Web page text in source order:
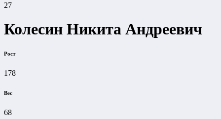
27
Колесин Никита Андреевич
Рост
178
Вес
68